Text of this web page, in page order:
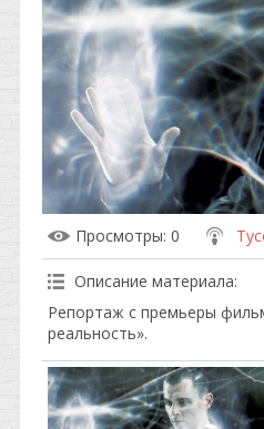
Просмотры: 0
Описание материала:
Репортаж с премьеры
реальность».